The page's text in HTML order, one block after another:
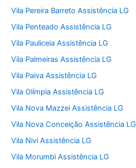
Vila Pereira Barreto Assistência LG
Vila Penteado Assistência LG
Vila Pauliceia Assistência LG
Vila Palmeiras Assistência LG
Vila Paiva Assistência LG
Vila Olímpia Assistência LG
Vila Nova Mazzei Assistência LG
Vila Nova Conceição Assistência LG
Vila Nivi Assistência LG
Vila Morumbi Assistência LG